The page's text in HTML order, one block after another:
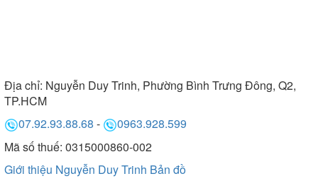
Địa chỉ: Nguyễn Duy Trinh, Phường Bình Trưng Đông, Q2,
TP.HCM
07.92.93.88.68 -
0963.928.599
Mã số thuế: 0315000860-002
Giới thiệu Nguyễn Duy Trinh Bản đồ